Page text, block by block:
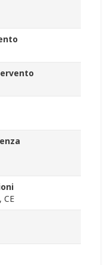
CE